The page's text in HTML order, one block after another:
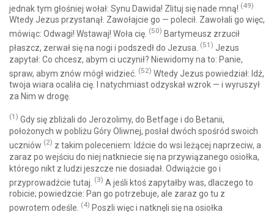
jednak tym głośniej wołał: Synu Dawida! Zlituj się nade mną! (49)
Wtedy Jezus przystanął. Zawołajcie go — polecił. Zawołali go więc,
mówiąc: Odwagi! Wstawaj! Woła cię. (50) Bartymeusz zrzucił
płaszcz, zerwał się na nogi i podszedł do Jezusa. (51) Jezus
zapytał: Co chcesz, abym ci uczynił? Niewidomy na to: Panie,
spraw, abym znów mógł widzieć. (52) Wtedy Jezus powiedział: Idź,
twoja wiara ocaliła cię. I natychmiast odzyskał wzrok — i wyruszył
za Nim w drogę.
(1) Gdy się zbliżali do Jerozolimy, do Betfage i do Betanii,
położonych w pobliżu Góry Oliwnej, posłał dwóch spośród swoich
uczniów (2) z takim poleceniem: Idźcie do wsi leżącej naprzeciw, a
zaraz po wejściu do niej natkniecie się na przywiązanego osiołka,
którego nikt z ludzi jeszcze nie dosiadał. Odwiążcie go i
przyprowadźcie tutaj. (3) A jeśli ktoś zapytałby was, dlaczego to
robicie; powiedzcie: Pan go potrzebuje, ale zaraz go tu z
powrotem odeśle. (4) Poszli więc i natknęli się na osiołka